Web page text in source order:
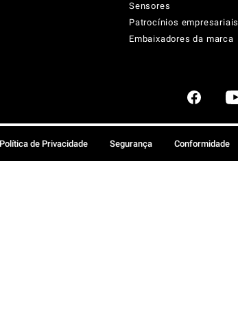
Sensores
Patrocínios empresariais
Embaixadores da marca
Política de Privacidade Segurança Conformidade